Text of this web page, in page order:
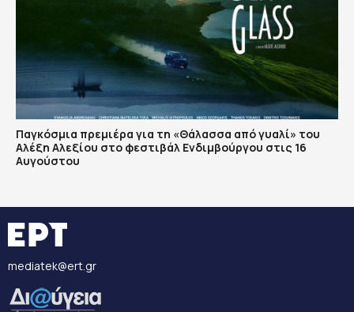
Παγκόσμια πρεμιέρα για τη «Θάλασσα από γυαλί» του
Αλέξη Αλεξίου στο φεστιβάλ Ενδιμβούργου στις 16
Αυγούστου
mediatek@ert.gr